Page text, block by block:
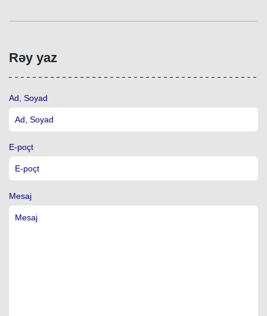
Rəy yaz
Ad, Soyad
E-poçt
Mesaj